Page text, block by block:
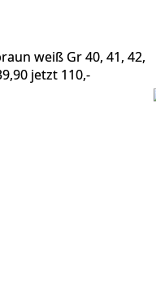
weiß Gr 40, 41, 42,
jetzt 110,-